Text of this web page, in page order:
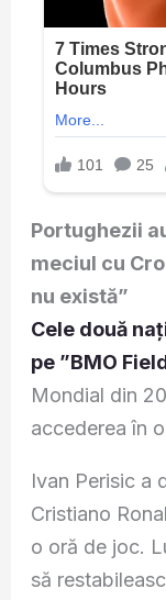
Portughezii
meciul cu
nu există”
Cele două
pe ”BMO
Mondial din
accederea în
Ivan Perisic a
Cristiano
o oră de joc.
să